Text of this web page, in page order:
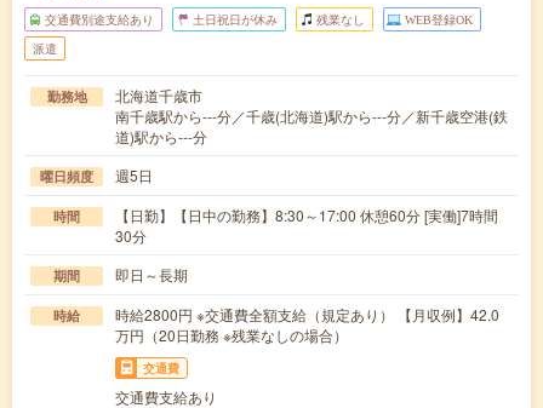
交通費別途支給あり 土日祝日が休み 残業なし WEB登録OK
派遣
勤務地
北海道千歳市
南千歳駅から---分／千歳(北海道)駅から---分／新千歳空港(鉄
道)駅から---分
曜日頻度 週5日
時間
【日勤】【日中の勤務】8:30～17:00 休憩60分 [実働]7時間
30分
期間 即日～長期
時給
時給2800円 ※交通費全額支給（規定あり） 【月収例】42.0
万円（20日勤務 ※残業なしの場合）
交通費
交通費支給あり